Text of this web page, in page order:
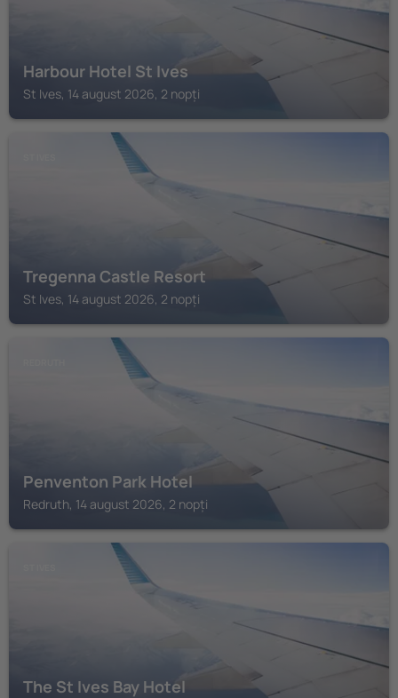
Harbour Hotel St Ives
St Ives, 14 august 2026, 2 nopți
Tregenna Castle Resort
St Ives, 14 august 2026, 2 nopți
Penventon Park Hotel
Redruth, 14 august 2026, 2 nopți
The St Ives Bay Hotel